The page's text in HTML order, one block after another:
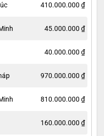
410.000.000 ₫
45.000.000 ₫
40.000.000 ₫
970.000.000 ₫
810.000.000 ₫
160.000.000 ₫